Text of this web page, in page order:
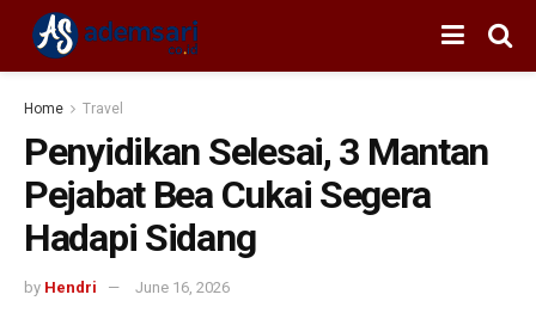
Home Travel
Penyidikan Selesai, 3 Mantan
Pejabat Bea Cukai Segera
Hadapi Sidang
by Hendri June 16, 2026